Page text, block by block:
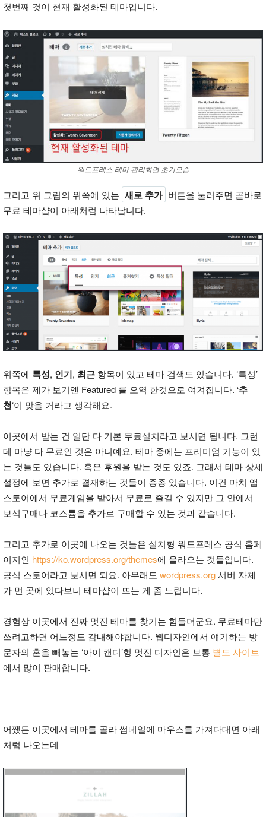
첫번째 것이 현재 활성화된 테마입니다.
워드프레스 테마 관리화면 초기모습
그리고 위 그림의 위쪽에 있는 새로 추가 버튼을 눌러주면 곧바로
무료 테마샵이 아래처럼 나타납니다.
위쪽에 특성, 인기, 최근 항목이 있고 테마 검색도 있습니다. ‘특성’
항목은 제가 보기엔 Featured 를 오역 한것으로 여겨집니다. ‘추
천‘이 맞을 거라고 생각해요.
이곳에서 받는 건 일단 다 기본 무료설치라고 보시면 됩니다. 그런
데 마냥 다 무료인 것은 아니예요. 테마 중에는 프리미엄 기능이 있
는 것들도 있습니다. 혹은 후원을 받는 것도 있죠. 그래서 테마 상세
설정에 보면 추가로 결재하는 것들이 종종 있습니다. 이건 마치 앱
스토어에서 무료게임을 받아서 무료로 즐길 수 있지만 그 안에서
보석구매나 코스튬을 추가로 구매할 수 있는 것과 같습니다.
그리고 추가로 이곳에 나오는 것들은 설치형 워드프레스 공식 홈페
이지인 https://ko.wordpress.org/themes에 올라오는 것들입니다.
공식 스토어라고 보시면 되요. 아무래도 wordpress.org서버 자체
가 먼 곳에 있다보니 테마샵이 뜨는 게 좀 느립니다.
경험상 이곳에서 진짜 멋진 테마를 찾기는 힘들더군요. 무료테마만
쓰려고하면 어느정도 감내해야합니다. 웹디자인에서 얘기하는 방
문자의 혼을 빼놓는 ‘아이 캔디’형 멋진 디자인은 보통 별도 사이트
에서 많이 판매합니다.
어쨌든 이곳에서 테마를 골라 썸네일에 마우스를 가져다대면 아래
처럼 나오는데